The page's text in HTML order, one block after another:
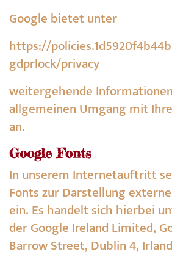
Google bietet unter
https://
gdprlock/privacy
weitergehende
allgemeinen Umgang mit
an.
Google Fonts
In unserem Internetauftritt
Fonts zur Darstellung
ein. Es handelt sich hierbei
der Google Ireland Limited,
Barrow Street, Dublin 4,